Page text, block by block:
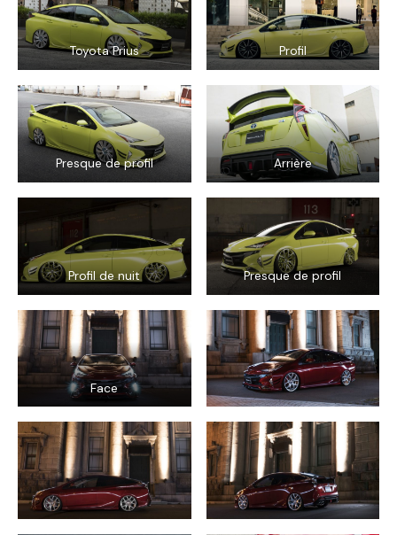
Toyota Prius Profil
Presque de profil Arrière
Profil de nuit Presque de profil
Face